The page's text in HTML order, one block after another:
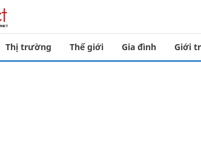
Thị trường Thế giới Gia đình Giới